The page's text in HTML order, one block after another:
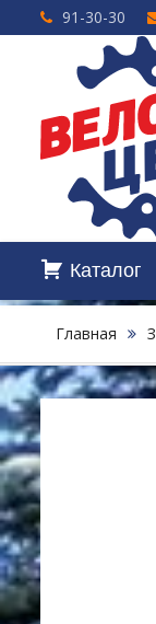
Перейти
к
91-30-30
Каталог
Главная